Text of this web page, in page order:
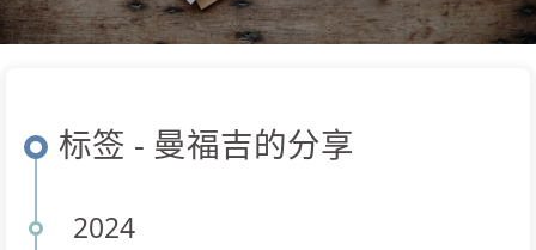
标签 - 曼福吉的分享
2024